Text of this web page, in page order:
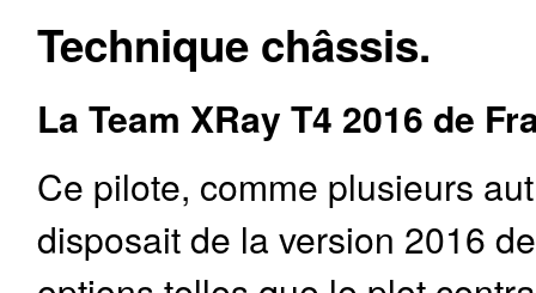
Technique châssis.
La Team XRay T4 2016 de
Ce pilote, comme plusieurs
disposait de la version 2016